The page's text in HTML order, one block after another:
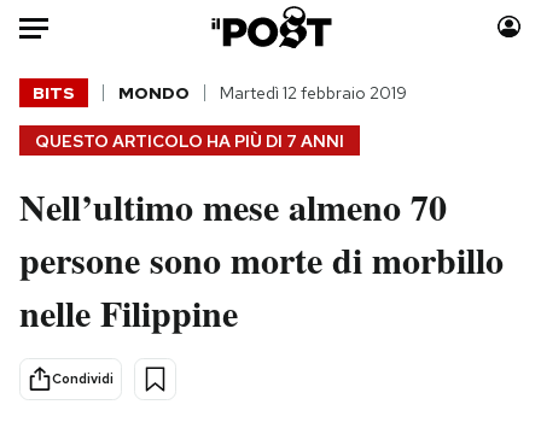
Auto
HOME
Italia
Politica
Tecnologia
Scienza
Moda
Consumismi
QUESTO ARTICOLO HA PIÙ DI 7 ANNI
BITS MONDO Martedì 12 febbraio 2019
Nell’ultimo mese almeno 70
persone sono morte di morbillo
nelle Filippine
Condividi